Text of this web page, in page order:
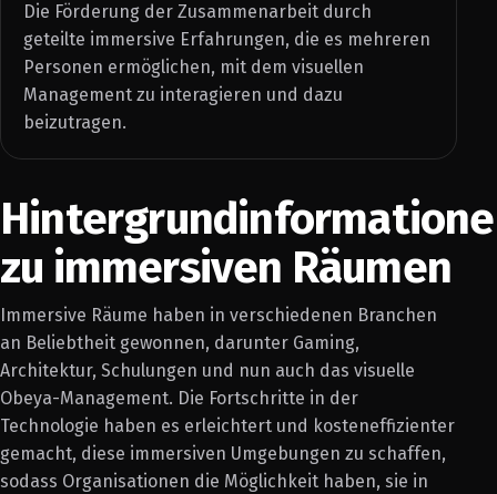
Die Förderung der Zusammenarbeit durch
geteilte immersive Erfahrungen, die es mehreren
Personen ermöglichen, mit dem visuellen
Management zu interagieren und dazu
beizutragen.
zu immersiven Räumen
Immersive Räume haben in verschiedenen Branchen
an Beliebtheit gewonnen, darunter Gaming,
Architektur, Schulungen und nun auch das visuelle
Obeya-Management. Die Fortschritte in der
Technologie haben es erleichtert und kosteneffizienter
gemacht, diese immersiven Umgebungen zu schaffen,
sodass Organisationen die Möglichkeit haben, sie in